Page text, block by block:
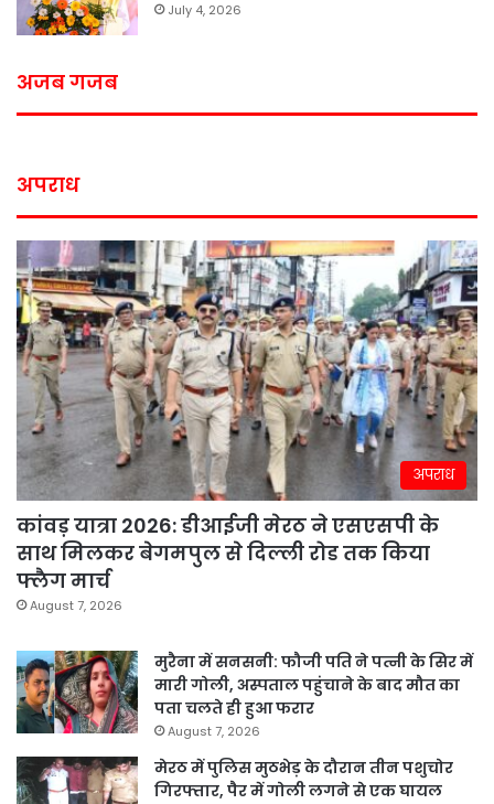
July 4, 2026
अजब गजब
अपराध
अपराध
कांवड़ यात्रा 2026: डीआईजी मेरठ ने एसएसपी के
साथ मिलकर बेगमपुल से दिल्ली रोड तक किया
फ्लैग मार्च
August 7, 2026
मुरैना में सनसनी: फौजी पति ने पत्नी के सिर में
मारी गोली, अस्पताल पहुंचाने के बाद मौत का
पता चलते ही हुआ फरार
August 7, 2026
मेरठ में पुलिस मुठभेड़ के दौरान तीन पशुचोर
गिरफ्तार, पैर में गोली लगने से एक घायल